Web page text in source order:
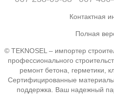
Контактная
Полная
© TEKNOSEL – импортер
профессионального
ремонт бетона, герметики,
Сертифицированные
поддержка. Ваш надежный